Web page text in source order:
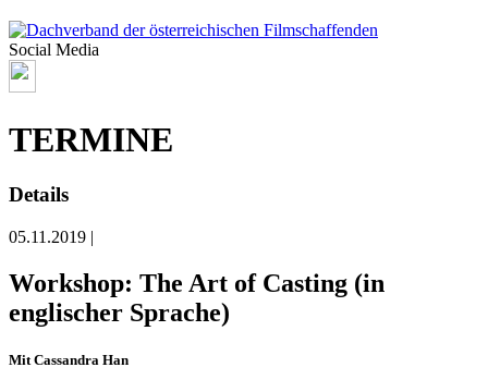
Social Media
TERMINE
Details
05.11.2019 |
Workshop: The Art of Casting (in
englischer Sprache)
Mit Cassandra Han